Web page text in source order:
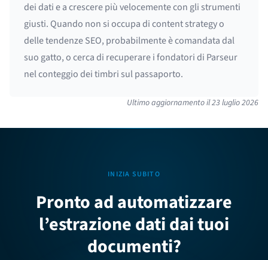
dei dati e a crescere più velocemente con gli strumenti
giusti. Quando non si occupa di content strategy o
delle tendenze SEO, probabilmente è comandata dal
suo gatto, o cerca di recuperare i fondatori di Parseur
nel conteggio dei timbri sul passaporto.
Ultimo aggiornamento il23 luglio 2026
INIZIA SUBITO
Pronto ad automatizzare
l’estrazione dati dai tuoi
documenti?